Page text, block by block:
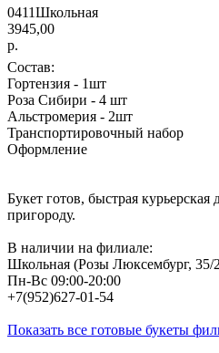
0411Школьная
3945,00
р.
Состав:
Гортензия - 1шт
Роза Сибири - 4 шт
Альстромерия - 2шт
Транспортировочный набор
Оформление
Букет готов, быстрая курьерская
пригороду.
В наличии на филиале:
Школьная (Розы Люксембург, 35/
Пн-Вс 09:00-20:00
+7(952)627-01-54
Показать все готовые букеты